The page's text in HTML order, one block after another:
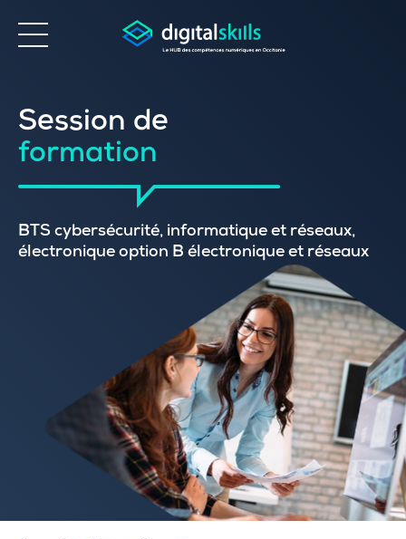
Accessibilité
Session de
formation
BTS cybersécurité, informatique et réseaux,
électronique option B électronique et réseaux